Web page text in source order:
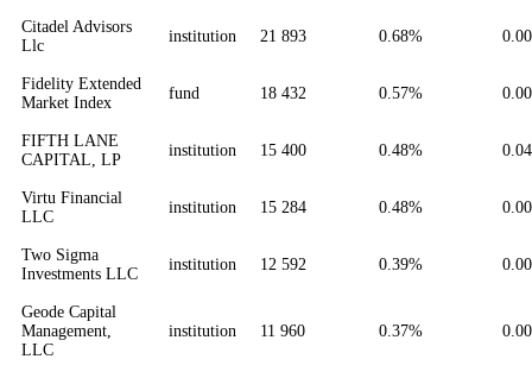
Citadel Advisors
Llc
institution 21 893 0.68%
Fidelity Extended
Market Index
fund 18 432 0.57%
FIFTH LANE
CAPITAL, LP
institution 15 400 0.48%
Virtu Financial
LLC
institution 15 284 0.48%
Two Sigma
Investments LLC
institution 12 592 0.39%
Geode Capital
Management,
LLC
institution 11 960 0.37%